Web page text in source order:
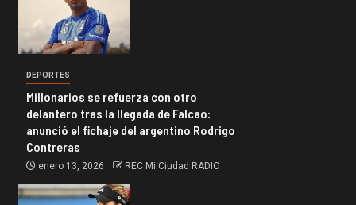
DEPORTES
Millonarios se refuerza con otro
delantero tras la llegada de Falcao:
anunció el fichaje del argentino Rodrigo
Contreras
enero 13, 2026 REC Mi Ciudad RADIO